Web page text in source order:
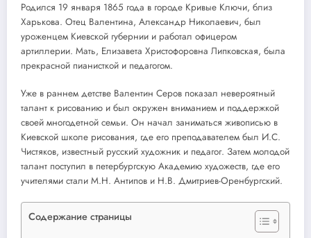
Родился 19 января 1865 года в городе Кривые Ключи, близ
Харькова. Отец Валентина, Александр Николаевич, был
уроженцем Киевской губернии и работал офицером
артиллерии. Мать, Елизавета Христофоровна Липковская, была
прекрасной пианисткой и педагогом.
Уже в раннем детстве Валентин Серов показал невероятный
талант к рисованию и был окружен вниманием и поддержкой
своей многодетной семьи. Он начал заниматься живописью в
Киевской школе рисования, где его преподавателем был И.С.
Чистяков, известный русский художник и педагог. Затем молодой
талант поступил в петербургскую Академию художеств, где его
учителями стали М.Н. Антипов и Н.В. Дмитриев-Оренбургский.
Содержание страницы